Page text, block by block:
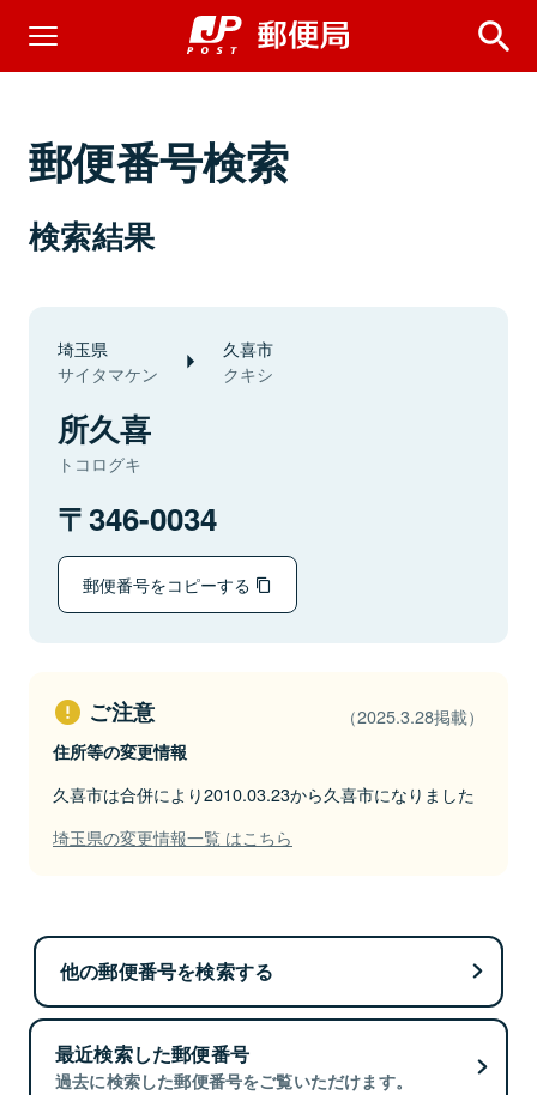
郵便番号検索
検索結果
埼玉県
サイタマケン
久喜市
クキシ
所久喜
トコログキ
346-0034
郵便番号をコピーする
ご注意 （2025.3.28掲載）
住所等の変更情報
久喜市は合併により2010.03.23から久喜市になりました
埼玉県の変更情報一覧 はこちら
他の郵便番号を検索する
最近検索した郵便番号
過去に検索した郵便番号をご覧いただけます。